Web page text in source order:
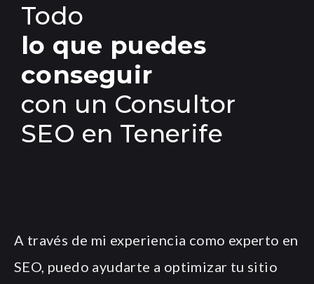
Todo
lo que puedes
conseguir
con un Consultor
SEO en Tenerife
A través de mi experiencia como experto en
SEO, puedo ayudarte a optimizar tu sitio